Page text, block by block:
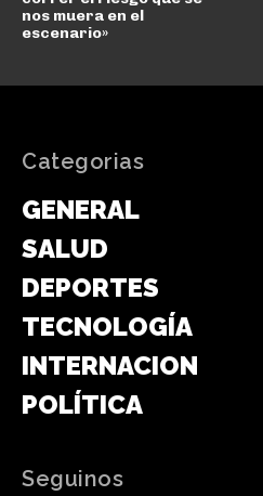
nos muera en el
escenario»
Categorias
GENERAL
SALUD
DEPORTES
TECNOLOGÍA
INTERNACIONAL
POLÍTICA
Seguinos